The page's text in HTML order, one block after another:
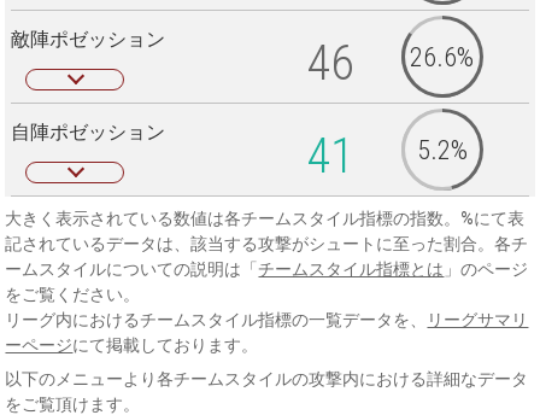
敵陣ポゼッション 46 26.6%
自陣ポゼッション 41 5.2%
大きく表示されている数値は各チームスタイル指標の指数。%にて表
記されているデータは、該当する攻撃がシュートに至った割合。各チ
ームスタイルについての説明は「 チームスタイル指標とは 」のページ
をご覧ください。
リーグ内におけるチームスタイル指標の一覧データを、
リーグサマリ
ーページにて掲載しております。
以下のメニューより各チームスタイルの攻撃内における詳細なデータ
をご覧頂けます。